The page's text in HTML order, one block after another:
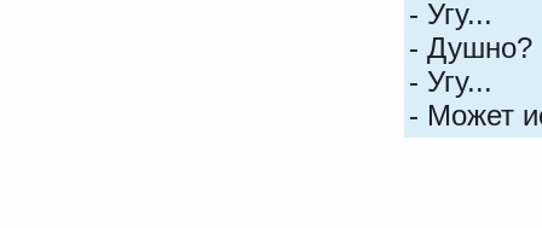
- Угу...
- Душно?
- Угу...
- Может